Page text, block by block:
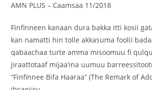
‎AMN PLUS – Caamsaa 11/2018
‎Finfinneen kanaan dura bakka itti kosii
kan namatti hin tolle akkasuma foolii
qabaachaa turte amma misoomuu fi
jiraattotaaf mijaa’ina uumuu
“Finfinnee Bifa Haaraa” (The Remark of